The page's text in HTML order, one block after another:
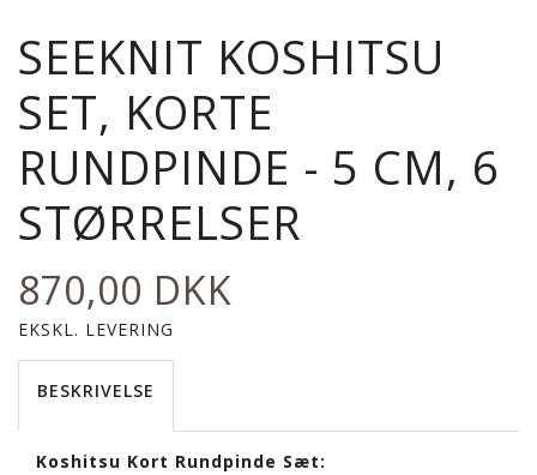
SEEKNIT KOSHITSU
SET, KORTE
RUNDPINDE - 5 CM, 6
STØRRELSER
870,00 DKK
EKSKL. LEVERING
BESKRIVELSE
Koshitsu Kort Rundpinde Sæt: